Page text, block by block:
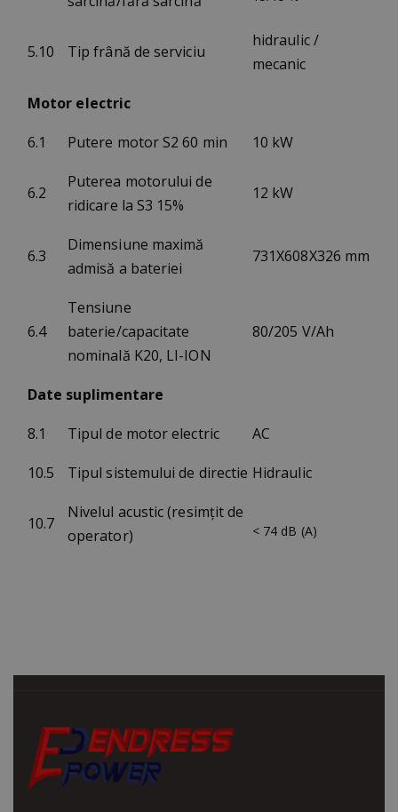
5.10 Tip frână de serviciu
hidraulic /
mecanic
Motor electric
6.1
Putere motor S2 60 min 10 kW
6.2
Puterea motorului de
ridicare la S3 15%
12 kW
6.3
Dimensiune maximă
admisă a bateriei
731X608X326 mm
6.4
Tensiune
baterie/capacitate
nominală K20, LI-ION
80/205 V/Ah
Date suplimentare
8.1
Tipul de motor electric
AC
10.5
Tipul sistemului de directie Hidraulic
10.7
Nivelul acustic (resimțit de
operator)
< 74 dB (A)